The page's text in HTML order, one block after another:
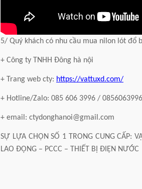
5/ Quý khách có nhu cầu mua nilon lót đổ
+ Công ty TNHH Đông hà nội
+ Trang web cty: https://vattuxd.com/
+ Hotline/Zalo: 085 606 3996 / 0856063996
+ email: ctydonghanoi@gmail.com
SỰ LỰA CHỌN SỐ 1 TRONG CUNG CẤP:
LAO ĐỘNG – PCCC – THIẾT BỊ ĐIỆN NƯỚC